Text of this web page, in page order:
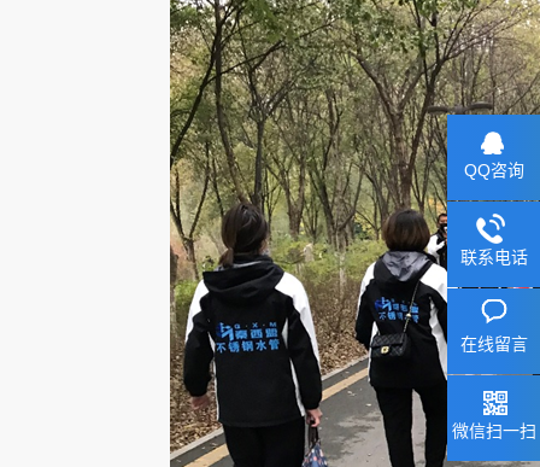
QQ咨询
联系电话
在线留言
微信扫一扫